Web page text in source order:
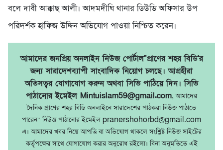
বলে দাবী আক্কাছ আলী। আদমদীঘি থানার ডিউডি অফিসার উপ
পরিদর্শক হাফিজ উদ্দিন অভিযোগ পাওয়া নিশ্চিত করেন।
আমাদের জনপ্রিয় অনলাইন নিউজ পোর্টাল"প্রাণের শহর বিডি'র
জন্য সারাদেশব্যাপী সাংবাদিক নিয়োগ চলছে। আগ্রহীরা
অতিসত্বর যোগাযোগ করুন অথবা সিভি পাঠিয়ে দিন। সিভি
পাঠানোর ইমেইল Mintuislam59@gmail.com, আমাদের
দৈনিক প্রাণের শহর বিডি অনলাইনে সারাদেশের পাঠকরা নিউজ পাঠাতে
পারেন" নিউজ পাঠানোর ইমেইল pranershohorbd@gmail.com
এ। আমাদের খবর নিয়ে আপত্তি বা অভিযোগ থাকলে সংশ্লিষ্ট নিউজ সাইটের
কর্তৃপক্ষের সাথে যোগাযোগ করার অনুরোধ রইলো। বিনা অনুমতিতে এই